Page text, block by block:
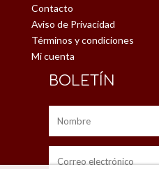
Contacto
Aviso de Privacidad
Términos y condiciones
Mi cuenta
BOLETÍN